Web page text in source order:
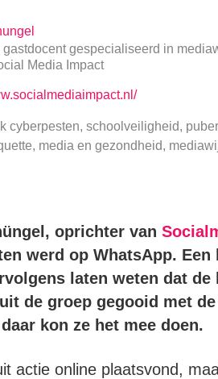
gastdocent gespecialiseerd in
Media Impact
cyberpesten, schoolveiligheid,
media en gezondheid,
oprichter van
werd op WhatsApp. Een
laten weten dat de
de groep gegooid met
kon ze het mee doen.
actie online plaatsvond,